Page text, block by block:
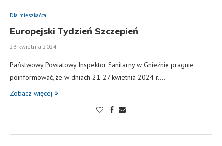
Dla mieszkańca
Europejski Tydzień Szczepień
23 kwietnia 2024
Państwowy Powiatowy Inspektor Sanitarny w Gnieźnie pragnie
poinformować, że w dniach 21-27 kwietnia 2024 r.…
Zobacz więcej